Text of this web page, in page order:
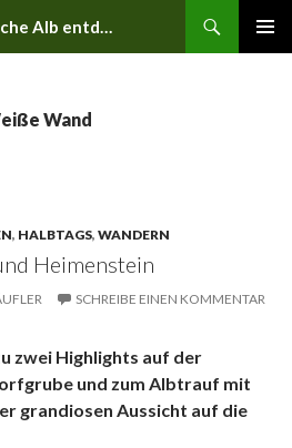
albtips.de – Die Schwäbische Alb entdecken
Wand
, HALBTAGS, WANDERN
Heimenstein
SCHREIBE EINEN KOMMENTAR
zwei Highlights auf der
und zum Albtrauf mit
grandiosen Aussicht auf die